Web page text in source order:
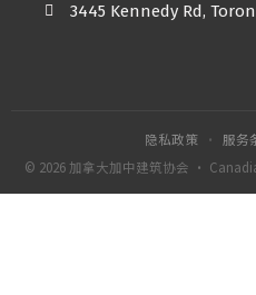
3445 Kennedy Rd,
隐私政策 · 服务
© 2026 加拿大加中建筑协会 ·